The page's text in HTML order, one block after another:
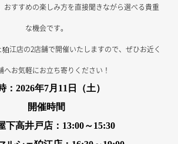
おすすめの楽しみ方を直接聞きながら選べる貴重
な機会です。
江店の2店舗で開催いたしますので、ぜひお近く
へお気軽にお立ち寄りください！
：2026年7月11日（土）
開催時間
高井戸店：13:00～15:30